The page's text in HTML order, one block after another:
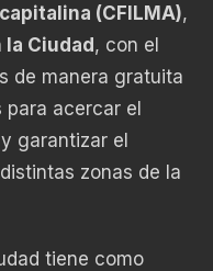
(CFILMA),
la Ciudad, con el
de manera gratuita
para acercar el
garantizar el
zonas de la
tiene como